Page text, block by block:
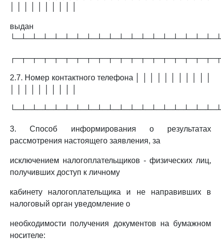
выдан
2.7. Номер контактного телефона │ │ │ │ │ │ │ │ │ │ │
3. Способ информирования о результатах
рассмотрения настоящего заявления, за
исключением налогоплательщиков - физических лиц,
получивших доступ к личному
кабинету налогоплательщика и не направивших в
налоговый орган уведомление о
необходимости получения документов на бумажном
носителе: